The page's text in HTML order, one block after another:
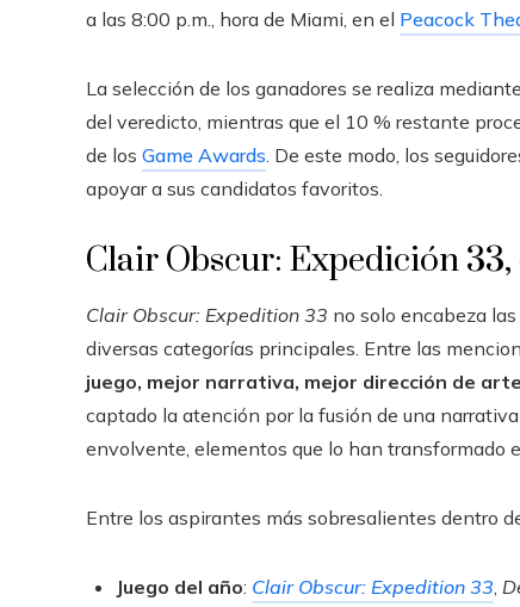
a las 8:00 p.m., hora de Miami, en el Peacock
La selección de los ganadores se realiza
del veredicto, mientras que el 10 % restante
de los Game Awards. De este modo, los
apoyar a sus candidatos favoritos.
Clair Obscur: Expedición
Clair Obscur: Expedition 33 no solo encabeza
diversas categorías principales. Entre las
juego, mejor narrativa, mejor dirección de
captado la atención por la fusión de una
envolvente, elementos que lo han transformado
Entre los aspirantes más sobresalientes dentro
Juego del año: Clair Obscur: Expedition 33,